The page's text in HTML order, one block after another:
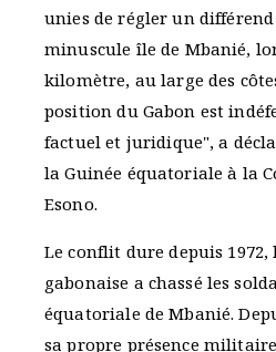
unies de régler un
minuscule île de Mbanié,
kilomètre, au large des
position du Gabon est
factuel et juridique", a
la Guinée équatoriale à la
Esono.
Le conflit dure depuis
gabonaise a chassé les
équatoriale de Mbanié.
sa propre présence